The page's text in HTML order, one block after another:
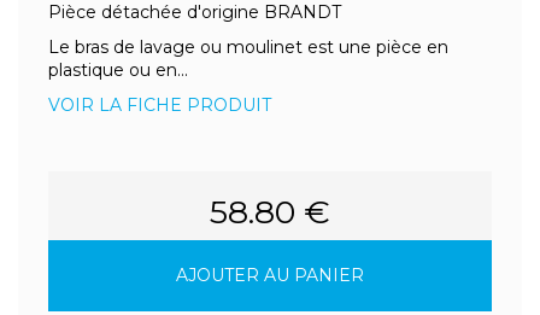
Pièce détachée d'origine BRANDT
Le bras de lavage ou moulinet est une pièce en
plastique ou en...
VOIR LA FICHE PRODUIT
58.80 €
AJOUTER AU PANIER